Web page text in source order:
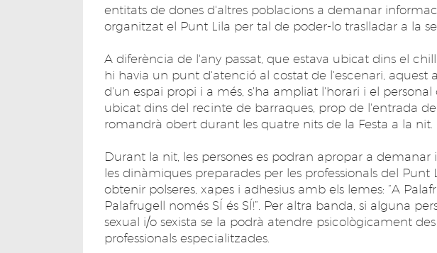
entitats de dones d'altres poblacions a demanar
organitzat el Punt Lila per tal de poder-lo traslladar a la
A diferència de l'any passat, que estava ubicat dins el
hi havia un punt d'atenció al costat de l'escenari, aquest
d'un espai propi i a més, s'ha ampliat l'horari i el personal
ubicat dins del recinte de barraques, prop de l'entrada
romandrà obert durant les quatre nits de la Festa a la nit.
Durant la nit, les persones es podran apropar a
les dinàmiques preparades per les professionals del Punt
obtenir polseres, xapes i adhesius amb els lemes: “A
Palafrugell només SÍ és SÍ!”. Per altra banda, si alguna
sexual i/o sexista se la podrà atendre psicològicament
professionals especialitzades.